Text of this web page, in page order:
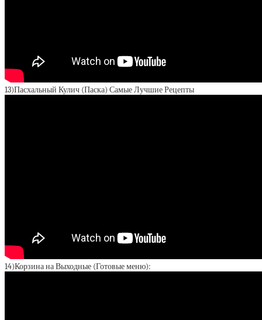
13)Пасхальный Кулич (Паска) Самые Лучшие Рецепты
14)Корзина на Выходные (Готовые меню):